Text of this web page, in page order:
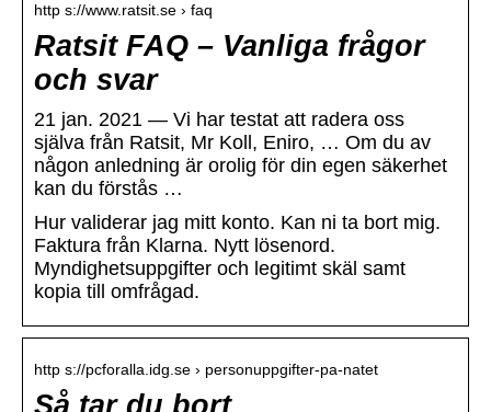
http s://www.ratsit.se › faq
Ratsit FAQ – Vanliga frågor
och svar
21 jan. 2021 — Vi har testat att radera oss
själva från Ratsit, Mr Koll, Eniro, … Om du av
någon anledning är orolig för din egen säkerhet
kan du förstås …
Hur validerar jag mitt konto. Kan ni ta bort mig.
Faktura från Klarna. Nytt lösenord.
Myndighetsuppgifter och legitimt skäl samt
kopia till omfrågad.
http s://pcforalla.idg.se › personuppgifter-pa-natet